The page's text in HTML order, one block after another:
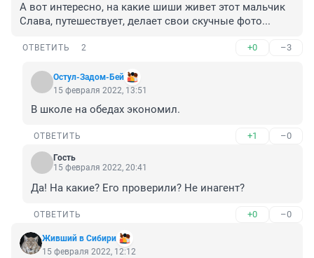
А вот интересно, на какие шиши живет этот мальчик
Слава, путешествует, делает свои скучные фото...
ОТВЕТИТЬ 2 +0 –3
Остул-Задом-Бей
15 февраля 2022, 13:51
В школе на обедах экономил.
ОТВЕТИТЬ +1 –0
Гость
15 февраля 2022, 20:41
Да! На какие? Его проверили? Не инагент?
ОТВЕТИТЬ +0 –0
Живший в Сибири
15 февраля 2022, 12:12